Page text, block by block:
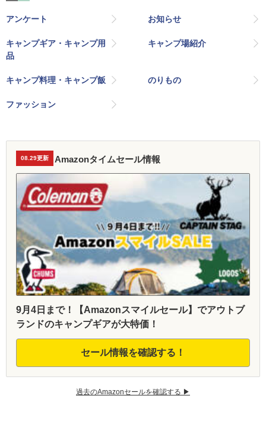
アンケート お知らせ
キャンプギア・キャンプ用
品
キャンプ場紹介
キャンプ料理・キャンプ飯 のりもの
ファッション
08.29更新 Amazonタイムセール情報
9月4日まで！【Amazonスマイルセール】でアウトブ
ランドのキャンプギアが大特価！
セール情報を確認する！
過去のAmazonセールを確認する ▶︎